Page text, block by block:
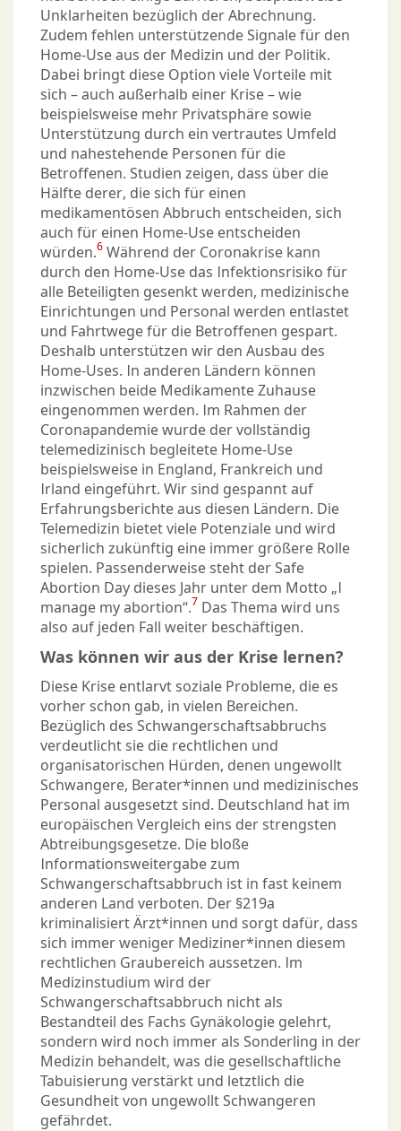
Unklarheiten bezüglich der Abrechnung.
Zudem fehlen unterstützende Signale für den
Home-Use aus der Medizin und der Politik.
Dabei bringt diese Option viele Vorteile mit
sich – auch außerhalb einer Krise – wie
beispielsweise mehr Privatsphäre sowie
Unterstützung durch ein vertrautes Umfeld
und nahestehende Personen für die
Betroffenen. Studien zeigen, dass über die
Hälfte derer, die sich für einen
medikamentösen Abbruch entscheiden, sich
auch für einen Home-Use entscheiden
würden.6 Während der Coronakrise kann
durch den Home-Use das Infektionsrisiko für
alle Beteiligten gesenkt werden, medizinische
Einrichtungen und Personal werden entlastet
und Fahrtwege für die Betroffenen gespart.
Deshalb unterstützen wir den Ausbau des
Home-Uses. In anderen Ländern können
inzwischen beide Medikamente Zuhause
eingenommen werden. Im Rahmen der
Coronapandemie wurde der vollständig
telemedizinisch begleitete Home-Use
beispielsweise in England, Frankreich und
Irland eingeführt. Wir sind gespannt auf
Erfahrungsberichte aus diesen Ländern. Die
Telemedizin bietet viele Potenziale und wird
sicherlich zukünftig eine immer größere Rolle
spielen. Passenderweise steht der Safe
Abortion Day dieses Jahr unter dem Motto „I
manage my abortion“.7 Das Thema wird uns
also auf jeden Fall weiter beschäftigen.
Was können wir aus der Krise lernen?
Diese Krise entlarvt soziale Probleme, die es
vorher schon gab, in vielen Bereichen.
Bezüglich des Schwangerschaftsabbruchs
verdeutlicht sie die rechtlichen und
organisatorischen Hürden, denen ungewollt
Schwangere, Berater*innen und medizinisches
Personal ausgesetzt sind. Deutschland hat im
europäischen Vergleich eins der strengsten
Abtreibungsgesetze. Die bloße
Informationsweitergabe zum
Schwangerschaftsabbruch ist in fast keinem
anderen Land verboten. Der §219a
kriminalisiert Ärzt*innen und sorgt dafür, dass
sich immer weniger Mediziner*innen diesem
rechtlichen Graubereich aussetzen. Im
Medizinstudium wird der
Schwangerschaftsabbruch nicht als
Bestandteil des Fachs Gynäkologie gelehrt,
sondern wird noch immer als Sonderling in der
Medizin behandelt, was die gesellschaftliche
Tabuisierung verstärkt und letztlich die
Gesundheit von ungewollt Schwangeren
gefährdet.